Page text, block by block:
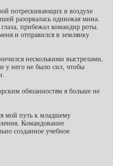
потрескивающих в воздухе
разорвалась одинокая мина.
прибежал командир роты.
и отправился в землянку
несколькими выстрелами,
у него не было сил, чтобы
обязанностям я больше не
мой путь к младшему
Командование
созданное учебное